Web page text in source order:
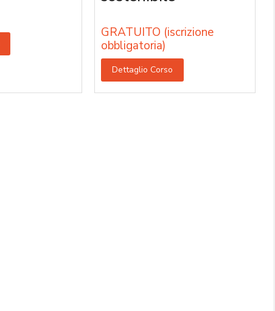
GRATUITO (iscrizione
obbligatoria)
Dettaglio Corso